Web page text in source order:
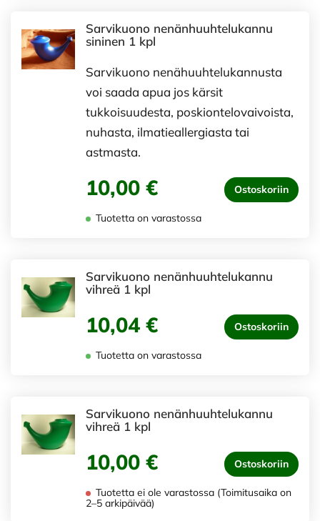
Sarvikuono nenänhuuhtelukannu
sininen 1 kpl
Sarvikuono nenähuuhtelukannusta
voi saada apua jos kärsit
tukkoisuudesta, poskiontelovaivoista,
nuhasta, ilmatieallergiasta tai
astmasta.
10,00 € Ostoskoriin
Tuotetta on varastossa
Sarvikuono nenänhuuhtelukannu
vihreä 1 kpl
10,04 € Ostoskoriin
Tuotetta on varastossa
Sarvikuono nenänhuuhtelukannu
vihreä 1 kpl
10,00 € Ostoskoriin
Tuotetta ei ole varastossa (Toimitusaika on
2–5 arkipäivää)